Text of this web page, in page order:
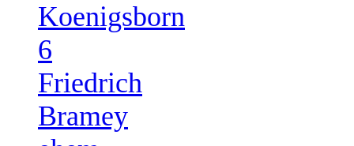
Koenigsborn
6
Friedrich
Bramey